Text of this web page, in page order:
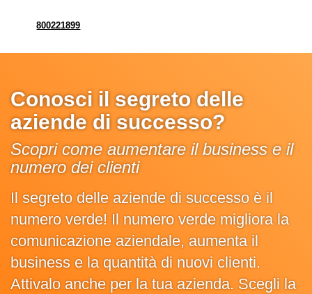
800221899
Conosci il segreto delle
aziende di successo?
Scopri come aumentare il business e il
numero dei clienti
Il segreto delle aziende di successo è il
numero verde! Il numero verde migliora la
comunicazione aziendale, aumenta il
business e la quantità di nuovi clienti.
Attivalo anche per la tua azienda. Scegli la